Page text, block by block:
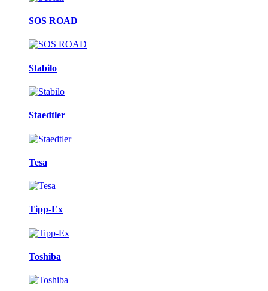
SOS ROAD
Stabilo
Staedtler
Tesa
Tipp-Ex
Toshiba